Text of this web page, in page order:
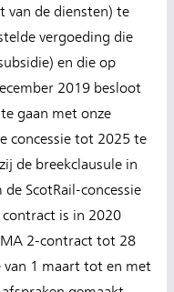
van de diensten) te
vergoeding die
en die op
2019 besloot
gaan met onze
concessie tot 2025 te
de breekclausule in
ScotRail-concessie
is in 2020
2-contract tot 28
1 maart tot en met